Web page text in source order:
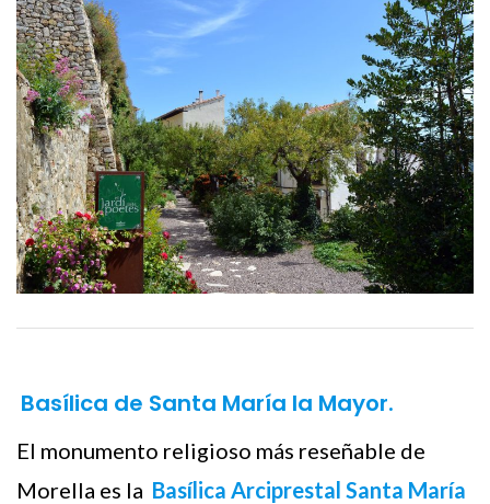
Basílica de Santa María la Mayor.
El monumento religioso más reseñable de
Morella es la Basílica Arciprestal Santa María